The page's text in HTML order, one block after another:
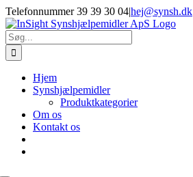
Skip
to
content
Telefonnummer 39 39 30 04|hej@synsh.dk
Søg
efter:
Hjem
Synshjælpemidler
Produktkategorier
Om os
Kontakt os